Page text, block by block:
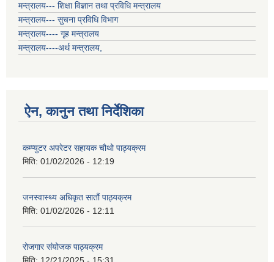
मन्त्रालय--- शिक्षा विज्ञान तथा प्रविधि मन्त्रालय
मन्त्रालय--- सुचना प्रविधि विभाग
मन्त्रालय---- गृह मन्त्रालय
मन्त्रालय----अर्थ मन्त्रालय,
ऐन, कानुन तथा निर्देशिका
कम्प्युटर अपरेटर सहायक चौथो पाठ्यक्रम
मिति: 01/02/2026 - 12:19
जनस्वास्थ्य अधिकृत सातौं पाठ्यक्रम
मिति: 01/02/2026 - 12:11
रोजगार संयोजक पाठ्यक्रम